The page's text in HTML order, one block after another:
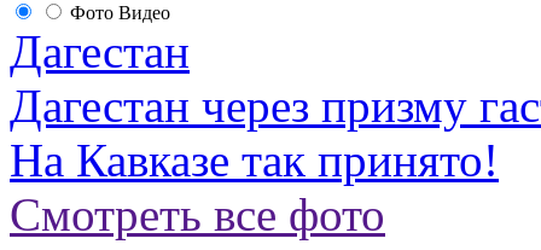
Фото Видео
Дагестан
Дагестан через призму
На Кавказе так принято!
Смотреть все фото